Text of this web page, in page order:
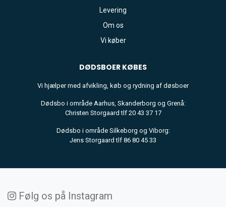
Levering
Om os
Vi køber
DØDSBOER KØBES
Vi hjælper med afvikling, køb og rydning af døsboer
Dødsbo i område Aarhus, Skanderborg og Grenå:
Christen Storgaard tlf 20 43 37 17
Dødsbo i område Silkeborg og Viborg:
Jens Storgaard tlf 86 80 45 33
Følg os på Instagram